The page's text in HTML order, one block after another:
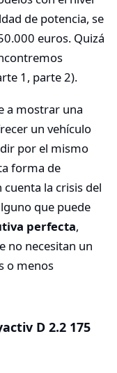
de potencia, se
euros. Quizá
1, parte 2).
a mostrar una
un vehículo
por el mismo
forma de
la crisis del
que puede
perfecta,
no necesitan un
o menos
D 2.2 175